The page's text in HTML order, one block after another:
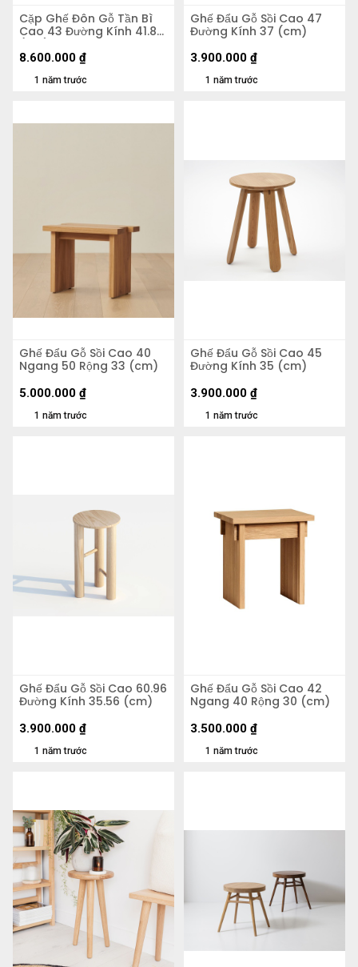
Cặp Ghế Đôn Gỗ Tần Bì
Cao 43 Đường Kính 41.8
(cm)
1 năm trước
8.600.000 ₫
Ghế Đẩu Gỗ Sồi Cao 47
Đường Kính 37 (cm)
1 năm trước
3.900.000 ₫
Ghế Đẩu Gỗ Sồi Cao 40
Ngang 50 Rộng 33 (cm)
1 năm trước
5.000.000 ₫
Ghế Đẩu Gỗ Sồi Cao 45
Đường Kính 35 (cm)
1 năm trước
3.900.000 ₫
Ghế Đẩu Gỗ Sồi Cao 60.96
Đường Kính 35.56 (cm)
1 năm trước
3.900.000 ₫
Ghế Đẩu Gỗ Sồi Cao 42
Ngang 40 Rộng 30 (cm)
1 năm trước
3.500.000 ₫